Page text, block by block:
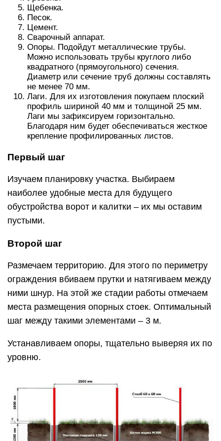
Щебенка.
Песок.
Цемент.
Сварочный аппарат.
Опоры. Подойдут металлические трубы.
Можно использовать трубы круглого либо
квадратного (прямоугольного) сечения.
Диаметр или сечение труб должны составлять
не менее 70 мм.
Лаги. Для их изготовления покупаем плоский
профиль шириной 40 мм и толщиной 25 мм.
Лаги мы зафиксируем горизонтально.
Благодаря ним будет обеспечиваться жесткое
крепление профилированных листов.
Первый шаг
Изучаем планировку участка. Выбираем
наиболее удобные места для будущего
обустройства ворот и калитки – их мы оставим
пустыми.
Второй шаг
Размечаем территорию. Для этого по периметру
ограждения вбиваем прутки и натягиваем между
ними шнур. На этой же стадии работы отмечаем
места размещения опорных стоек. Оптимальный
шаг между такими элементами – 3 м.
Устанавливаем опоры, тщательно выверяя их по
уровню.